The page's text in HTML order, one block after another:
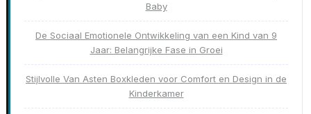
Baby
De Sociaal Emotionele Ontwikkeling van een Kind van 9
Jaar: Belangrijke Fase in Groei
Stijlvolle Van Asten Boxkleden voor Comfort en Design in de
Kinderkamer